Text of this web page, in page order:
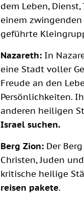
dem Leben,
einem
geführte
Nazareth: In
eine Stadt voller
Freude an den
Persönlichkeiten.
anderen heiligen
Israel suchen.
Berg Zion:Der
Christen, Juden
kritische heilige
reisen pakete.